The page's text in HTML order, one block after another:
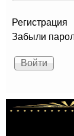
Регистрация
Забыли